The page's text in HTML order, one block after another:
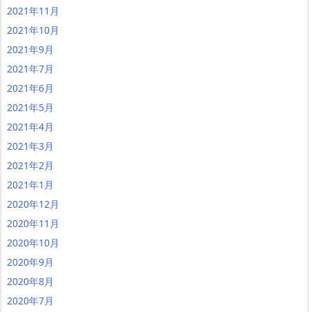
2021年11月
2021年10月
2021年9月
2021年7月
2021年6月
2021年5月
2021年4月
2021年3月
2021年2月
2021年1月
2020年12月
2020年11月
2020年10月
2020年9月
2020年8月
2020年7月